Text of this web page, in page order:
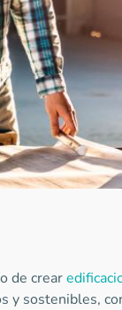
de crear
y sostenibles,